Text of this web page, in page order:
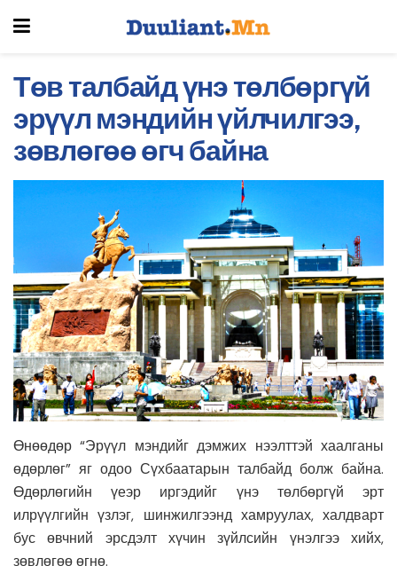
Төв талбайд үнэ төлбөргүй
эрүүл мэндийн үйлчилгээ,
зөвлөгөө өгч байна
Өнөөдөр “Эрүүл мэндийг дэмжих нээлттэй хаалганы
өдөрлөг” яг одоо Сүхбаатарын талбайд болж байна.
Өдөрлөгийн үеэр иргэдийг үнэ төлбөргүй эрт
илрүүлгийн үзлэг, шинжилгээнд хамруулах, халдварт
бус өвчний эрсдэлт хүчин зүйлсийн үнэлгээ хийх,
зөвлөгөө өгнө.